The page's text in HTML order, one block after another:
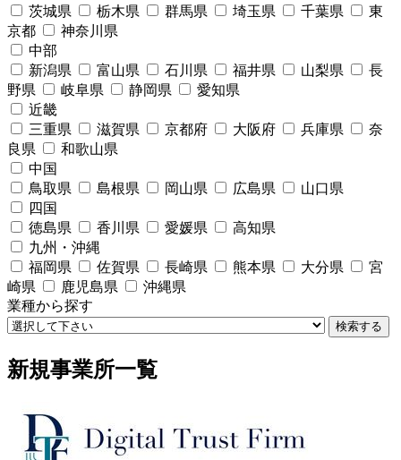
茨城県
栃木県 群馬県 埼玉県 千葉県
東
京都
神奈川県
中部
新潟県
富山県 石川県 福井県 山梨県
長
野県
岐阜県 静岡県
愛知県
近畿
三重県
滋賀県 京都府 大阪府 兵庫県
奈
良県
和歌山県
中国
鳥取県
島根県 岡山県 広島県
山口県
四国
徳島県
香川県 愛媛県
高知県
九州・沖縄
福岡県
佐賀県 長崎県 熊本県 大分県
宮
崎県
鹿児島県
沖縄県
業種から探す
検索する
新規事業所一覧